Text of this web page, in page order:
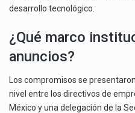
desarrollo tecnológico.
¿Qué marco
anuncios?
Los compromisos se
nivel entre los directivos de
México y una delegación de la